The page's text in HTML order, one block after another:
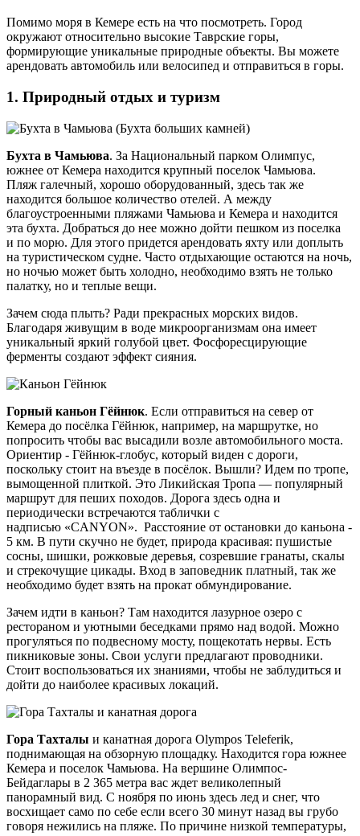
Помимо моря в Кемере есть на что посмотреть. Город
окружают относительно высокие Таврские горы,
формирующие уникальные природные объекты. Вы можете
арендовать автомобиль или велосипед и отправиться в горы.
1. Природный отдых и туризм
Бухта в Чамьюва. За Национальный парком Олимпус,
южнее от Кемера находится крупный поселок Чамьюва.
Пляж галечный, хорошо оборудованный, здесь так же
находится большое количество отелей. А между
благоустроенными пляжами Чамьюва и Кемера и находится
эта бухта. Добраться до нее можно дойти пешком из поселка
и по морю. Для этого придется арендовать яхту или доплыть
на туристическом судне. Часто отдыхающие остаются на ночь,
но ночью может быть холодно, необходимо взять не только
палатку, но и теплые вещи.
Зачем сюда плыть? Ради прекрасных морских видов.
Благодаря живущим в воде микроорганизмам она имеет
уникальный яркий голубой цвет. Фосфоресцирующие
ферменты создают эффект сияния.
Горный каньон Гёйнюк. Если отправиться на север от
Кемера до посёлка Гёйнюк, например, на маршрутке, но
попросить чтобы вас высадили возле автомобильного моста.
Ориентир - Гёйнюк-глобус, который виден с дороги,
поскольку стоит на въезде в посёлок. Вышли? Идем по тропе,
вымощенной плиткой. Это Ликийская Тропа — популярный
маршрут для пеших походов. Дорога здесь одна и
периодически встречаются таблички с
надписью «CANYON». Расстояние от остановки до каньона -
5 км. В пути скучно не будет, природа красивая: пушистые
сосны, шишки, рожковые деревья, созревшие гранаты, скалы
и стрекочущие цикады. Вход в заповедник платный, так же
необходимо будет взять на прокат обмундирование.
Зачем идти в каньон? Там находится лазурное озеро с
рестораном и уютными беседками прямо над водой. Можно
прогуляться по подвесному мосту, пощекотать нервы. Есть
пикниковые зоны. Свои услуги предлагают проводники.
Стоит воспользоваться их знаниями, чтобы не заблудиться и
дойти до наиболее красивых локаций.
Гора Тахталы и канатная дорога Olympos Teleferik,
поднимающая на обзорную площадку. Находится гора южнее
Кемера и поселок Чамьюва. На вершине Олимпос-
Бейдаглары в 2 365 метра вас ждет великолепный
панорамный вид. С ноября по июнь здесь лед и снег, что
восхищает само по себе если всего 30 минут назад вы грубо
говоря нежились на пляже. По причине низкой температуры,